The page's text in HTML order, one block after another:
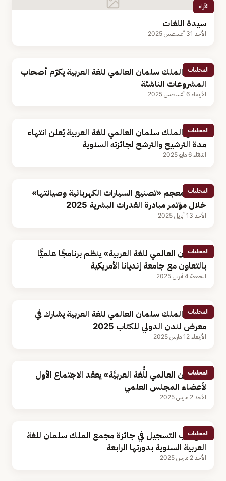
الأراء
سيدة اللغات
الأحد 31 أغسطس 2025
المحليات
مجمع الملك سلمان العالمي للغة العربية يكرّم أصحاب
المشروعات الناشئة
الأربعاء 6 أغسطس 2025
المحليات
مجمع الملك سلمان العالمي للغة العربية يُعلن انتهاء
مدة الترشيح والترشح لجائزته السنوية
الثلاثاء 6 مايو 2025
المحليات
إطلاق معجم «تصنيع السيارات الكهربائية وصيانتها»
خلال مؤتمر مبادرة القدرات البشرية 2025
الأحد 13 أبريل 2025
المحليات
«سلمان العالمي للغة العربية» ينظم برنامجًا علميًّا
بالتعاون مع جامعة إنديانا الأمريكية
الجمعة 4 أبريل 2025
المحليات
مجمع الملك سلمان العالمي للغة العربية يشارك في
معرض لندن الدولي للكتاب 2025
الأربعاء 12 مارس 2025
المحليات
«سلمان العالمي للُّغة العربيَّة» يعقد الاجتماع الأول
لأعضاء المجلس العلمي
الأحد 2 مارس 2025
المحليات
فتح باب التسجيل في جائزة مجمع الملك سلمان للغة
العربية السنوية بدورتها الرابعة
الأحد 2 مارس 2025